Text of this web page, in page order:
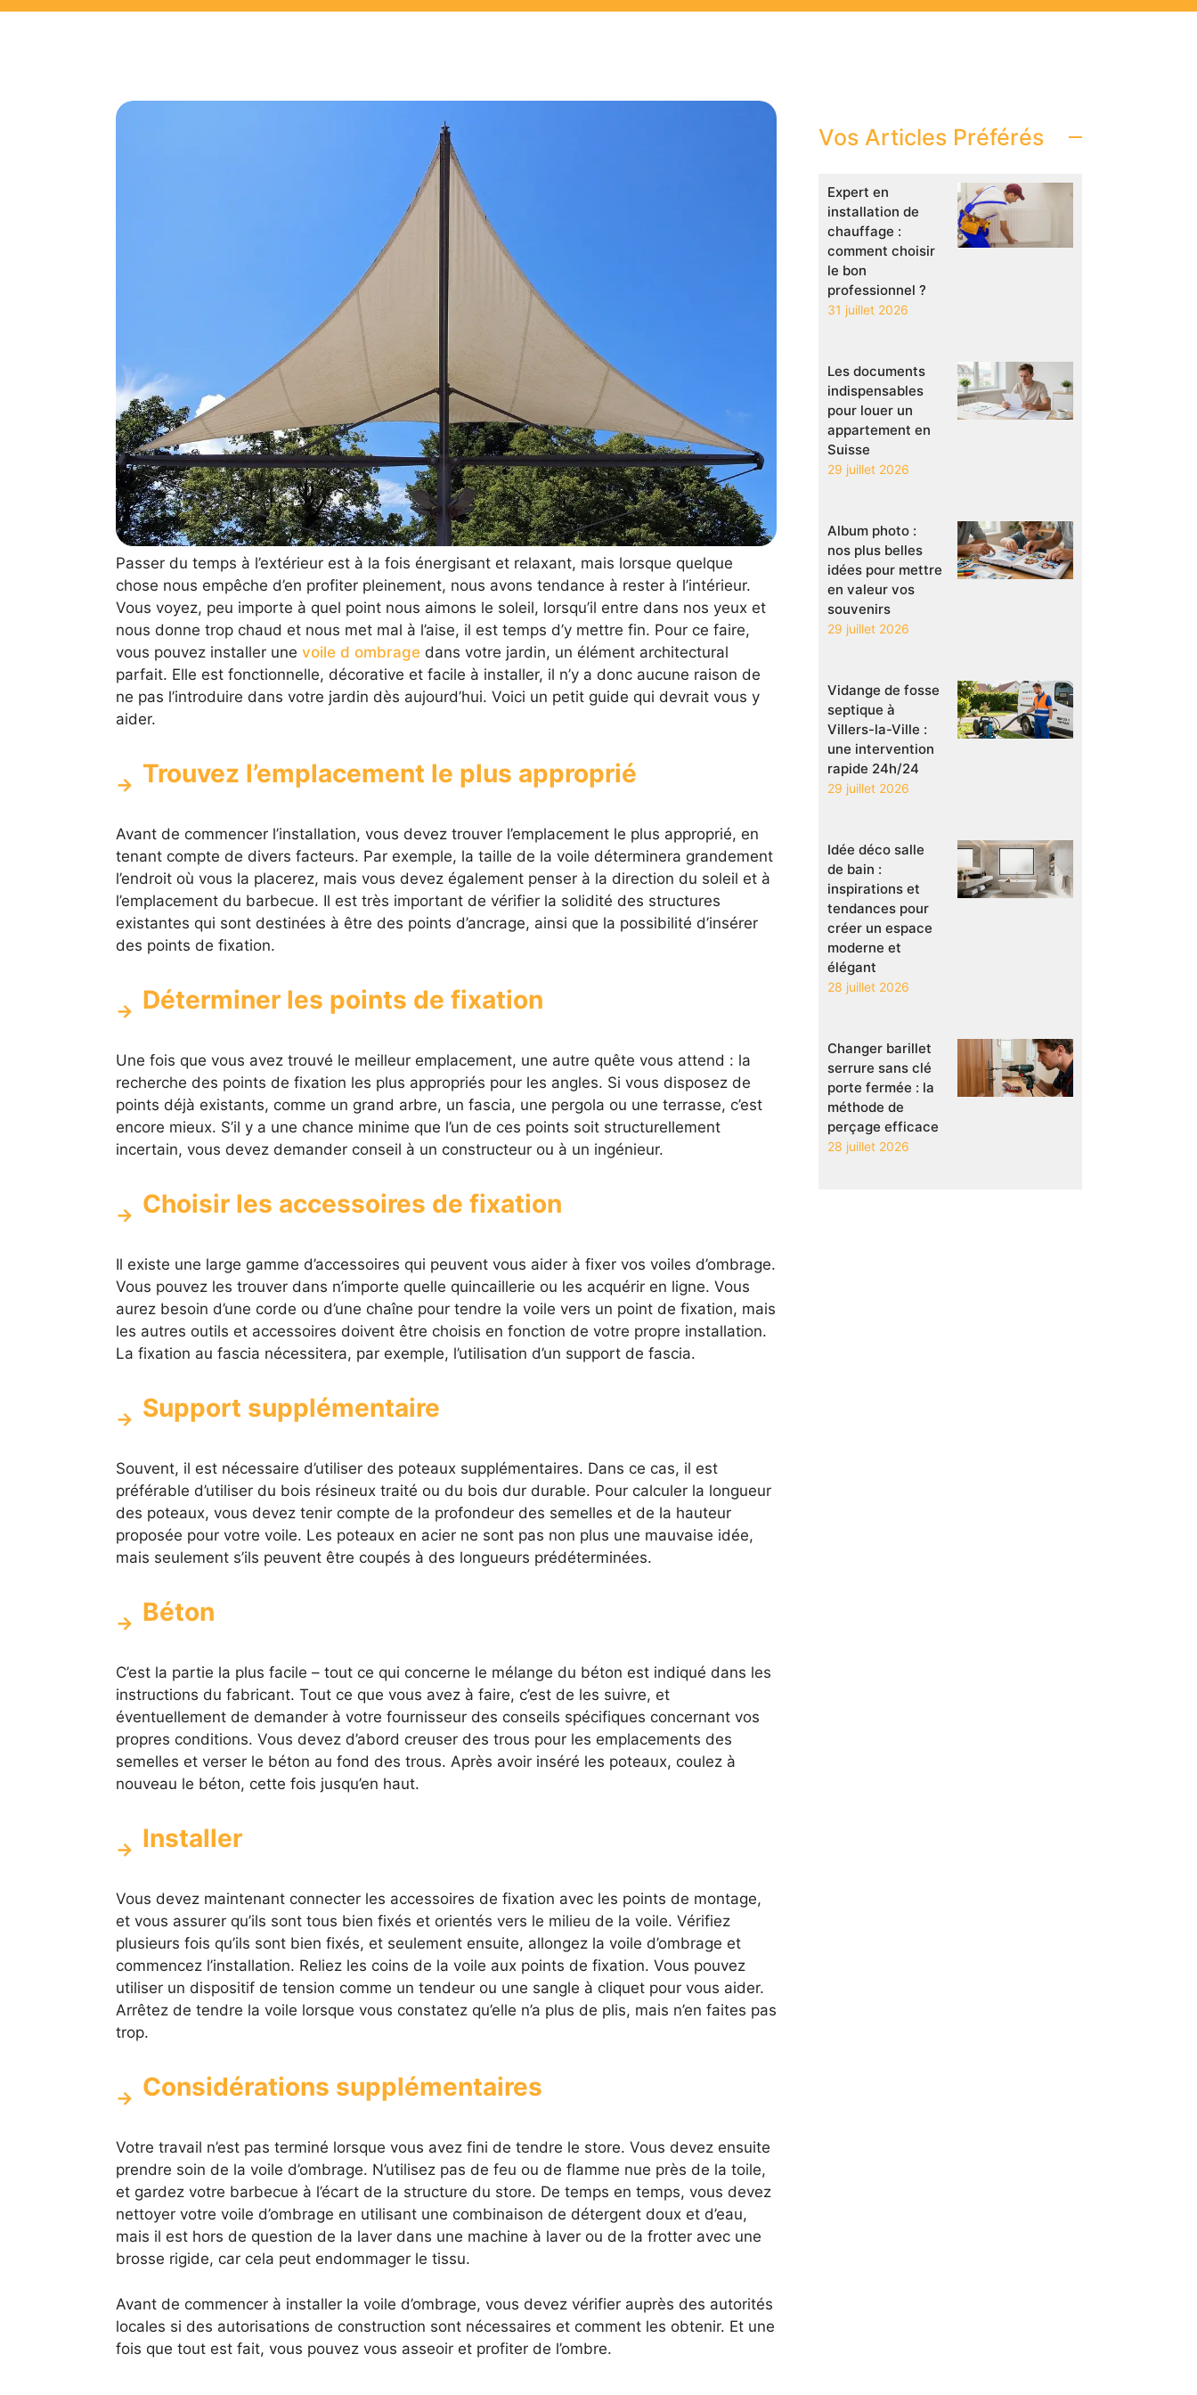
Passer du temps à l’extérieur est à la fois énergisant et relaxant, mais lorsque quelque
chose nous empêche d’en profiter pleinement, nous avons tendance à rester à l’intérieur.
Vous voyez, peu importe à quel point nous aimons le soleil, lorsqu’il entre dans nos yeux et
nous donne trop chaud et nous met mal à l’aise, il est temps d’y mettre fin. Pour ce faire,
vous pouvez installer une voile d ombragedans votre jardin, un élément architectural
parfait. Elle est fonctionnelle, décorative et facile à installer, il n’y a donc aucune raison de
ne pas l’introduire dans votre jardin dès aujourd’hui. Voici un petit guide qui devrait vous y
aider.
Trouvez l’emplacement le plus approprié
Avant de commencer l’installation, vous devez trouver l’emplacement le plus approprié, en
tenant compte de divers facteurs. Par exemple, la taille de la voile déterminera grandement
l’endroit où vous la placerez, mais vous devez également penser à la direction du soleil et à
l’emplacement du barbecue. Il est très important de vérifier la solidité des structures
existantes qui sont destinées à être des points d’ancrage, ainsi que la possibilité d’insérer
des points de fixation.
Déterminer les points de fixation
Une fois que vous avez trouvé le meilleur emplacement, une autre quête vous attend : la
recherche des points de fixation les plus appropriés pour les angles. Si vous disposez de
points déjà existants, comme un grand arbre, un fascia, une pergola ou une terrasse, c’est
encore mieux. S’il y a une chance minime que l’un de ces points soit structurellement
incertain, vous devez demander conseil à un constructeur ou à un ingénieur.
Choisir les accessoires de fixation
Il existe une large gamme d’accessoires qui peuvent vous aider à fixer vos voiles d’ombrage.
Vous pouvez les trouver dans n’importe quelle quincaillerie ou les acquérir en ligne. Vous
aurez besoin d’une corde ou d’une chaîne pour tendre la voile vers un point de fixation, mais
les autres outils et accessoires doivent être choisis en fonction de votre propre installation.
La fixation au fascia nécessitera, par exemple, l’utilisation d’un support de fascia.
Support supplémentaire
Souvent, il est nécessaire d’utiliser des poteaux supplémentaires. Dans ce cas, il est
préférable d’utiliser du bois résineux traité ou du bois dur durable. Pour calculer la longueur
des poteaux, vous devez tenir compte de la profondeur des semelles et de la hauteur
proposée pour votre voile. Les poteaux en acier ne sont pas non plus une mauvaise idée,
mais seulement s’ils peuvent être coupés à des longueurs prédéterminées.
Béton
C’est la partie la plus facile – tout ce qui concerne le mélange du béton est indiqué dans les
instructions du fabricant. Tout ce que vous avez à faire, c’est de les suivre, et
éventuellement de demander à votre fournisseur des conseils spécifiques concernant vos
propres conditions. Vous devez d’abord creuser des trous pour les emplacements des
semelles et verser le béton au fond des trous. Après avoir inséré les poteaux, coulez à
nouveau le béton, cette fois jusqu’en haut.
Installer
Vous devez maintenant connecter les accessoires de fixation avec les points de montage,
et vous assurer qu’ils sont tous bien fixés et orientés vers le milieu de la voile. Vérifiez
plusieurs fois qu’ils sont bien fixés, et seulement ensuite, allongez la voile d’ombrage et
commencez l’installation. Reliez les coins de la voile aux points de fixation. Vous pouvez
utiliser un dispositif de tension comme un tendeur ou une sangle à cliquet pour vous aider.
Arrêtez de tendre la voile lorsque vous constatez qu’elle n’a plus de plis, mais n’en faites pas
trop.
Considérations supplémentaires
Votre travail n’est pas terminé lorsque vous avez fini de tendre le store. Vous devez ensuite
prendre soin de la voile d’ombrage. N’utilisez pas de feu ou de flamme nue près de la toile,
et gardez votre barbecue à l’écart de la structure du store. De temps en temps, vous devez
nettoyer votre voile d’ombrage en utilisant une combinaison de détergent doux et d’eau,
mais il est hors de question de la laver dans une machine à laver ou de la frotter avec une
brosse rigide, car cela peut endommager le tissu.
Avant de commencer à installer la voile d’ombrage, vous devez vérifier auprès des autorités
locales si des autorisations de construction sont nécessaires et comment les obtenir. Et une
fois que tout est fait, vous pouvez vous asseoir et profiter de l’ombre.
Vos Articles Préférés
Expert en
installation de
chauffage :
comment choisir
le bon
professionnel ?
31 juillet 2026
Les documents
indispensables
pour louer un
appartement en
Suisse
29 juillet 2026
Album photo :
nos plus belles
idées pour mettre
en valeur vos
souvenirs
29 juillet 2026
Vidange de fosse
septique à
Villers-la-Ville :
une intervention
rapide 24h/24
29 juillet 2026
Idée déco salle
de bain :
inspirations et
tendances pour
créer un espace
moderne et
élégant
28 juillet 2026
Changer barillet
serrure sans clé
porte fermée : la
méthode de
perçage efficace
28 juillet 2026